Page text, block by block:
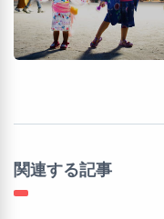
関連する記事